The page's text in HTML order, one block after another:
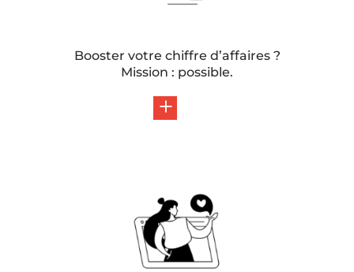
Booster votre chiffre d’affaires ?
Mission : possible.